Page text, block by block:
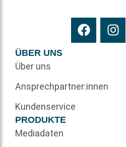
ÜBER UNS
Über uns
Ansprechpartner:innen
Kundenservice
PRODUKTE
Mediadaten